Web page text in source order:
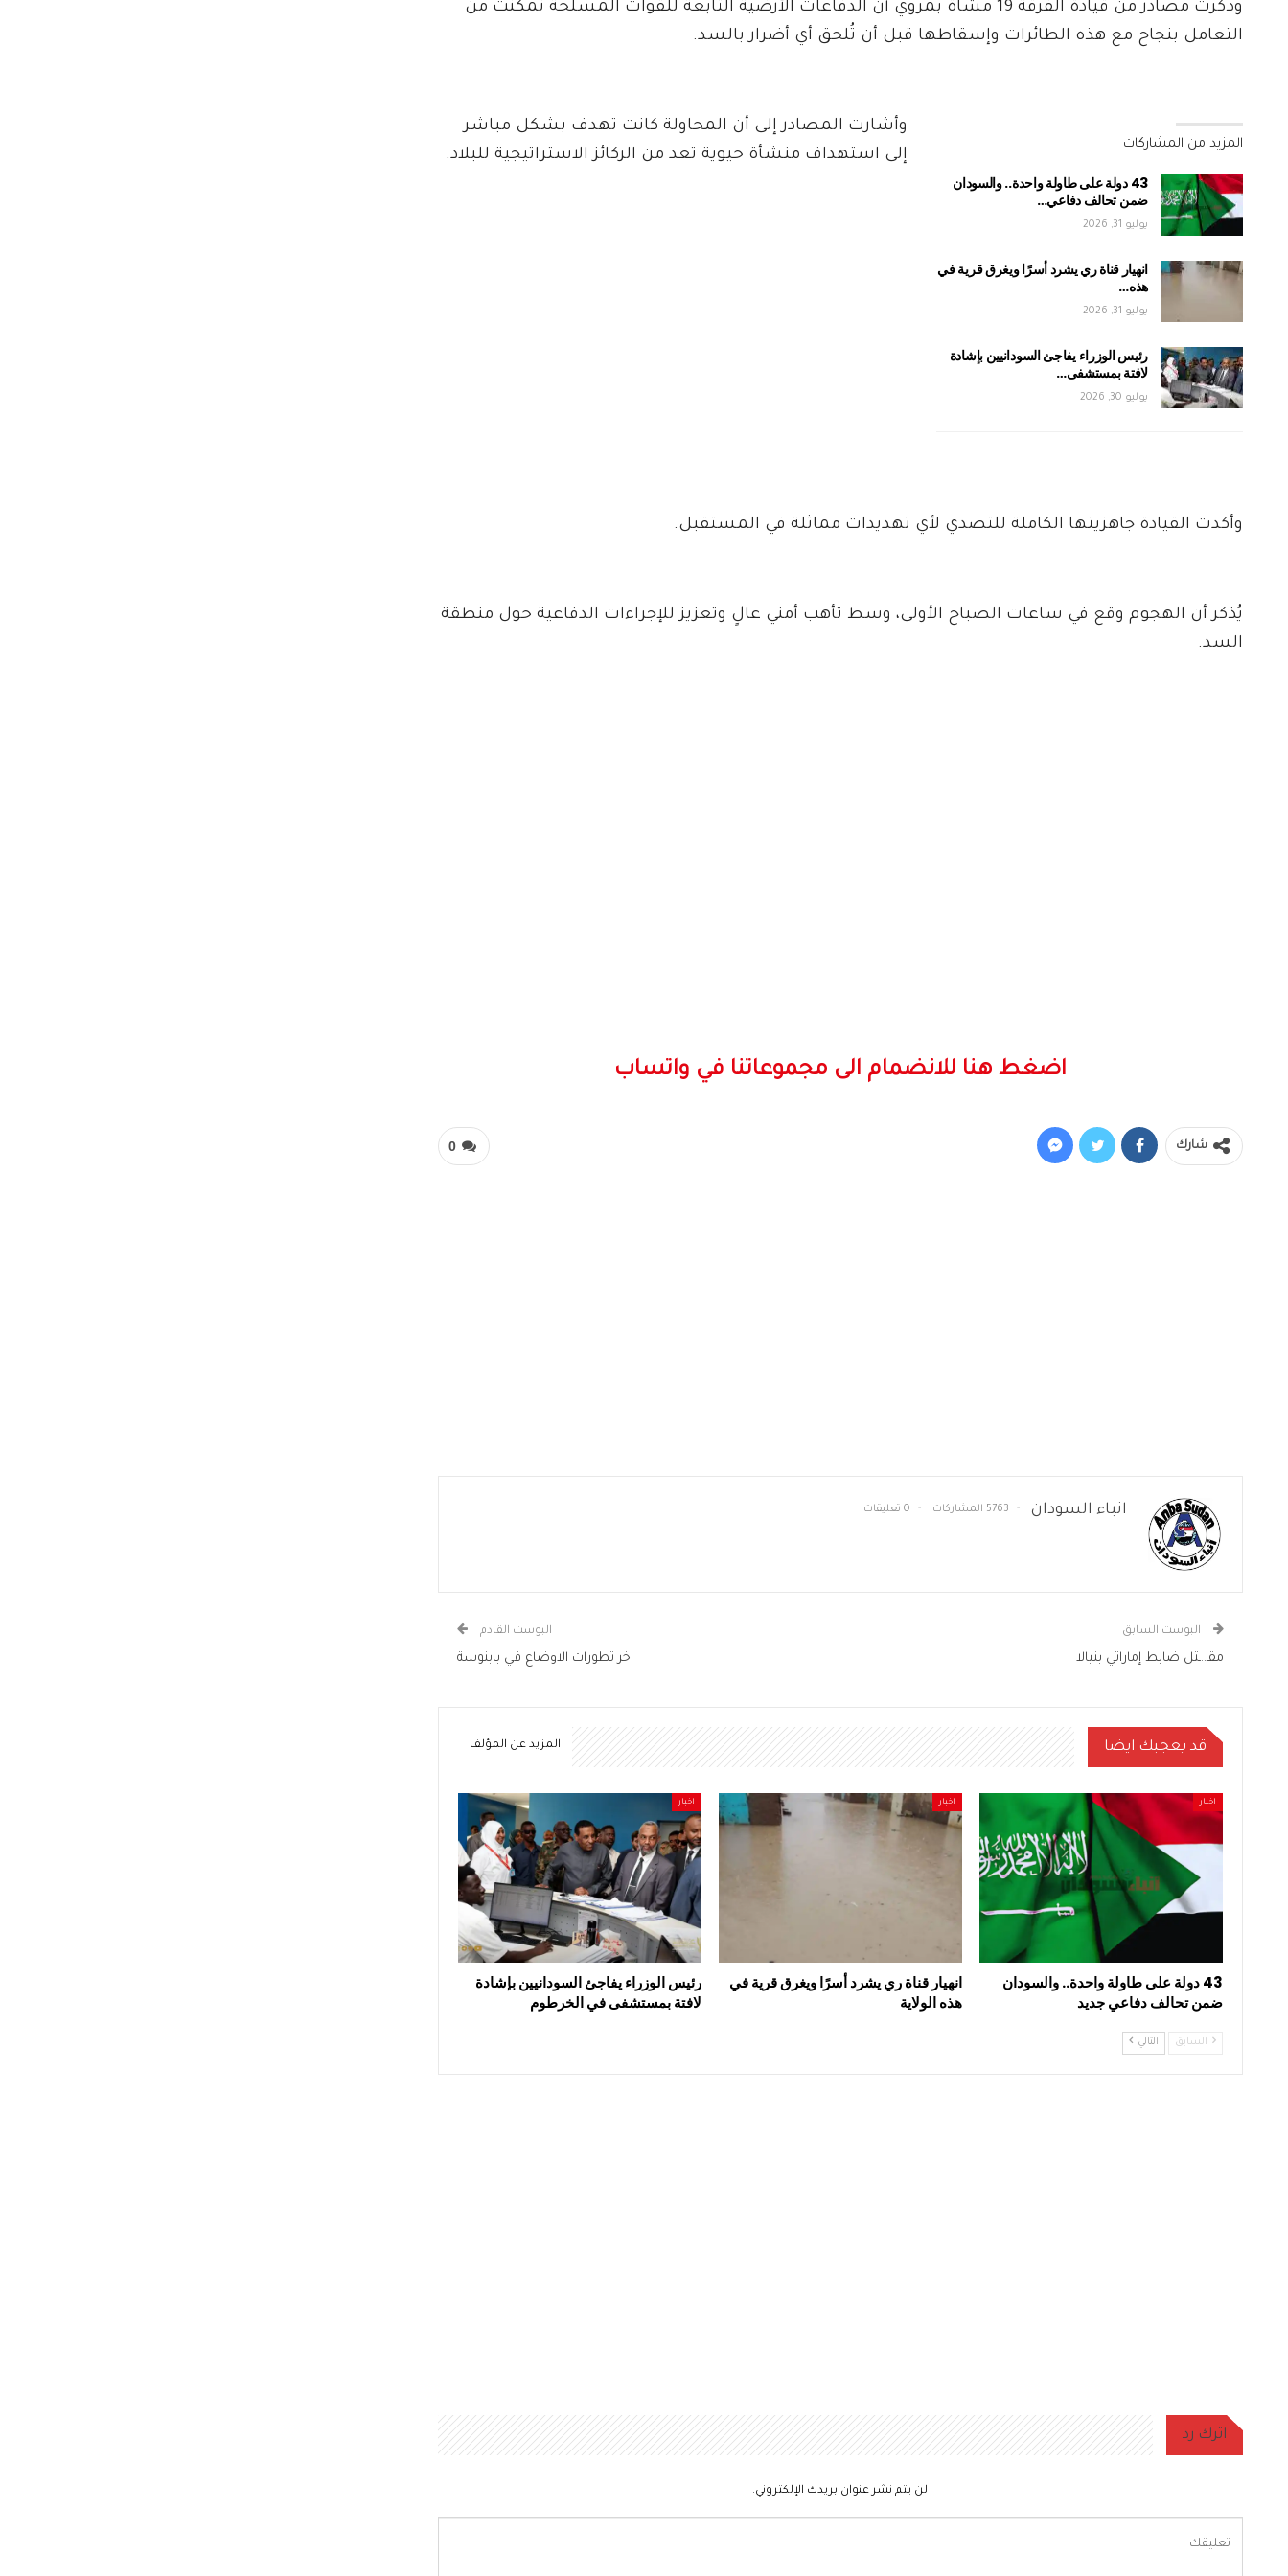
وذكرت مصادر من قيادة الفرقة 19 مشاة بمروي أن الدفاعات الأرضية التابعة للقوات المسلحة تمكنت من
التعامل بنجاح مع هذه الطائرات وإسقاطها قبل أن تُلحق أي أضرار بالسد.
المزيد من المشاركات
43 دولة على طاولة واحدة.. والسودان
ضمن تحالف دفاعي…
يوليو 31, 2026
انهيار قناة ري يشرد أسرًا ويغرق قرية في
هذه…
يوليو 31, 2026
رئيس الوزراء يفاجئ السودانيين بإشادة
لافتة بمستشفى…
يوليو 30, 2026
وأشارت المصادر إلى أن المحاولة كانت تهدف بشكل مباشر
إلى استهداف منشأة حيوية تعد من الركائز الاستراتيجية للبلاد.
وأكدت القيادة جاهزيتها الكاملة للتصدي لأي تهديدات مماثلة في المستقبل.
يُذكر أن الهجوم وقع في ساعات الصباح الأولى، وسط تأهب أمني عالٍ وتعزيز للإجراءات الدفاعية حول منطقة
السد.
اضغط هنا للانضمام الى مجموعاتنا في واتساب
0 شارك
انباء السودان 5763 المشاركات 0 تعليقات
البوست السابق
مقـ..ـتل ضابط إماراتي بنيالا
البوست القادم
اخر تطورات الاوضاع في بابنوسة
قد يعجبك ايضا المزيد عن المؤلف
اخبار
43 دولة على طاولة واحدة.. والسودان
ضمن تحالف دفاعي جديد
اخبار
انهيار قناة ري يشرد أسرًا ويغرق قرية في
هذه الولاية
اخبار
رئيس الوزراء يفاجئ السودانيين بإشادة
لافتة بمستشفى في الخرطوم
السابق التالي
اترك رد
لن يتم نشر عنوان بريدك الإلكتروني.